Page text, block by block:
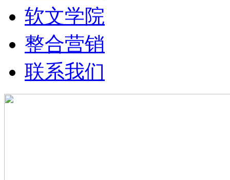
软文学院
整合营销
联系我们